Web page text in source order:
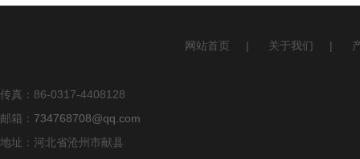
网站首页 | 关于我们 |
传真：86-0317-4408128
邮箱： 734768708@qq.com
地址：河北省沧州市献县